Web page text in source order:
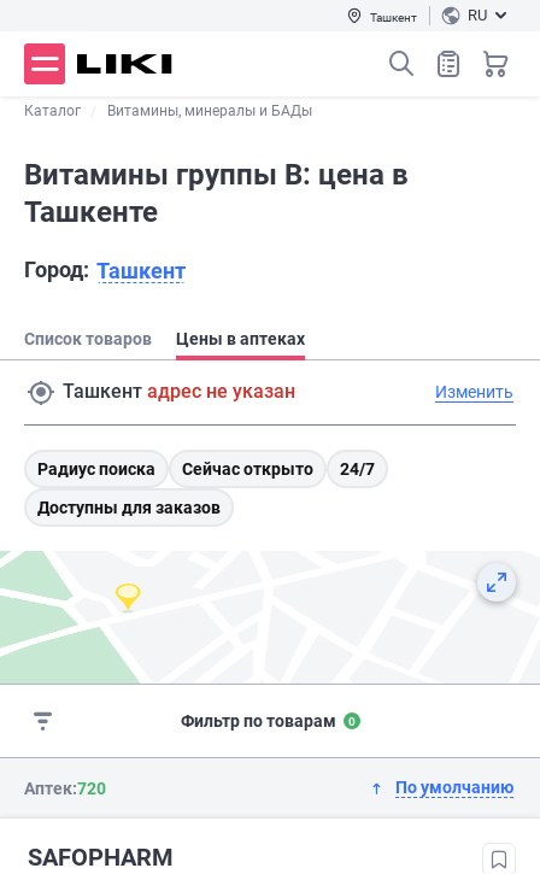
Ташкент RU
Каталог Витамины, минералы и БАДы
Витамины группы В: цена в
Ташкенте
Город: Ташкент
Список товаров Цены в аптеках
Ташкент адрес не указан Изменить
Радиус поиска Сейчас открыто
24/7
Доступны для заказов
Фильтр по товарам 0
Аптек:720 По умолчанию
SAFOPHARM